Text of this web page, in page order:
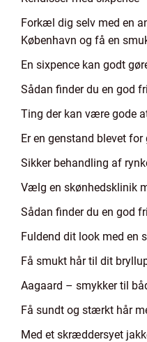
Forkæl dig selv med en
København og få en
En sixpence kan godt
Sådan finder du en god
Ting der kan være gode
Er en genstand blevet
Sikker behandling af
Vælg en skønhedsklinik
Sådan finder du en god
Fuldend dit look med en
Få smukt hår til dit
Aagaard – smykker til
Få sundt og stærkt hår
Med et skræddersyet